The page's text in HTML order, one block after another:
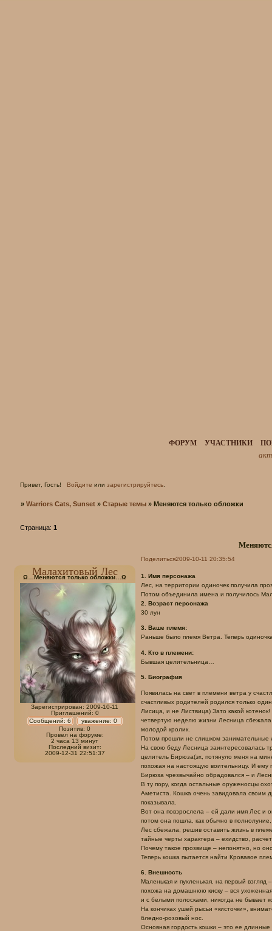
ФОРУМ УЧАСТНИКИ
Привет, Гость! Войдите или зарегистрируйтесь.
»Warriors Cats, Sunset »Старые темы »Меняются только обложки
Страница:1
Поделиться2009-10-11 20:35:54
Малахитовый Лес
Ω…Меняются только обложки…Ω
Зарегистрирован: 2009-10-11
Приглашений: 0
Сообщений: 6 уважение: 0
Позитив: 0
Провел на форуме:
2 часа 13 минут
Последний визит:
2009-12-31 22:51:37
1. Имя персонажа
Лес, на территории одиночек получила
Потом объединила имена и получилось
2. Возраст персонажа
30 лун
3. Ваше племя:
Раньше было племя Ветра. Теперь
4. Кто в племени:
Бывшая целительница…
5. Биография
Появилась на свет в племени ветра у
счастливых родителей родился только
Лисица, и не Листвица) Зато какой
четвертую неделю жизни Лесница
молодой кролик.
Потом прошли не слишком
На свою беду Лесница заинтересовалась
целитель Бирюза(эх, потянуло меня на
похожая на настоящую воительницу. И
Бирюза чрезвычайно обрадовался – и
В ту пору, когда остальные оруженосцы
Аметиста. Кошка очень завидовала своим
показывала.
Вот она повзрослела – ей дали имя Лес и
потом она пошла, как обычно в
Лес сбежала, решив оставить жизнь в
тайные черты характера – ехидство,
Почему такое прозвище – непонятно, но
Теперь кошка пытается найти Кровавое
6. Внешность
Маленькая и пухленькая, на первый
похожа на домашнюю киску – вся
и с белыми полосками, никогда не бывает
На кончиках ушей рысьи «кисточки»,
бледно-розовый нос.
Основная гордость кошки – это ее